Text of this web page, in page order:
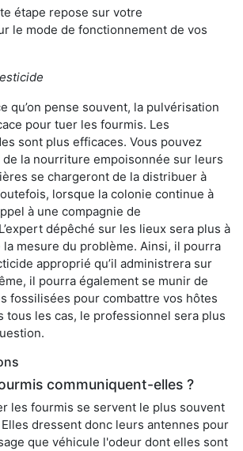
étape repose sur votre
le mode de fonctionnement de vos
qu’on pense souvent, la pulvérisation
pour tuer les fourmis. Les
sont plus efficaces. Vous pouvez
la nourriture empoisonnée sur leurs
se chargeront de la distribuer à
lorsque la colonie continue à
à une compagnie de
dépêché sur les lieux sera plus à
mesure du problème. Ainsi, il pourra
approprié qu’il administrera sur
il pourra également se munir de
fossilisées pour combattre vos hôtes
tous les cas, le professionnel sera plus
communiquent-elles ?
les fourmis se servent le plus souvent
dressent donc leurs antennes pour
que véhicule l'odeur dont elles sont